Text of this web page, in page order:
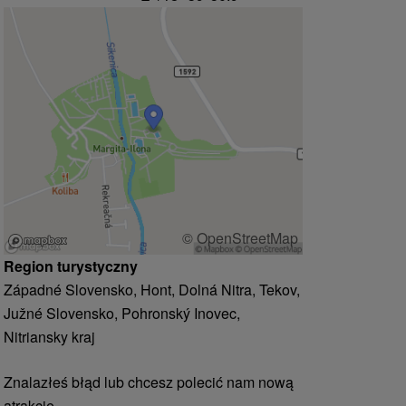
© OpenStreetMap
Region turystyczny
Západné Slovensko, Hont, Dolná Nitra, Tekov,
Južné Slovensko, Pohronský Inovec,
Nitriansky kraj
Znalazłeś błąd lub chcesz polecić nam nową